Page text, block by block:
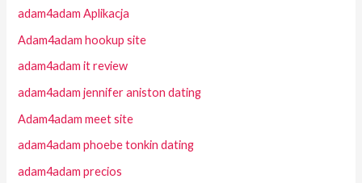
adam4adam Aplikacja
Adam4adam hookup site
adam4adam it review
adam4adam jennifer aniston dating
Adam4adam meet site
adam4adam phoebe tonkin dating
adam4adam precios